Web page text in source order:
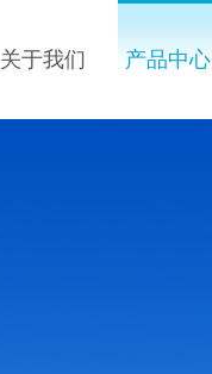
关于我们 产品中心